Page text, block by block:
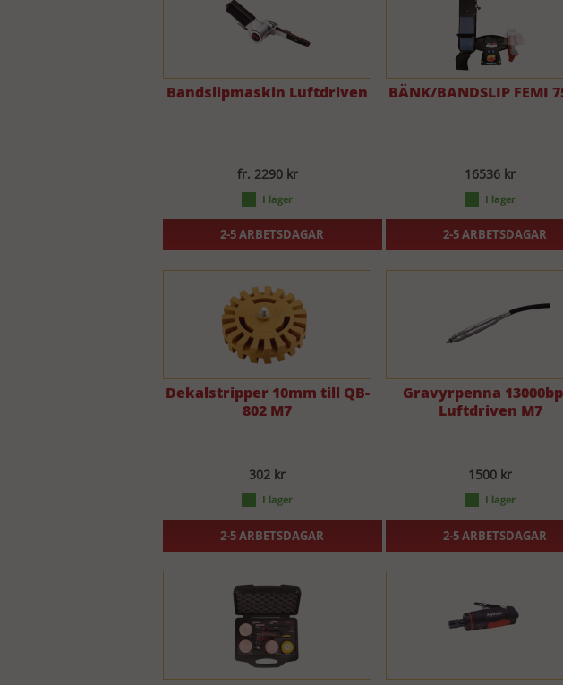
Bandslipmaskin Luftdriven
fr. 2290 kr
2-5 ARBETSDAGAR
BÄNK/BANDSLIP FEMI
16536 kr
2-5 ARBETSDAGAR
Dekalstripper 10mm till QB-
802 M7
302 kr
2-5 ARBETSDAGAR
Gravyrpenna
Luftdriven M7
1500 kr
2-5 ARBETSDAGAR